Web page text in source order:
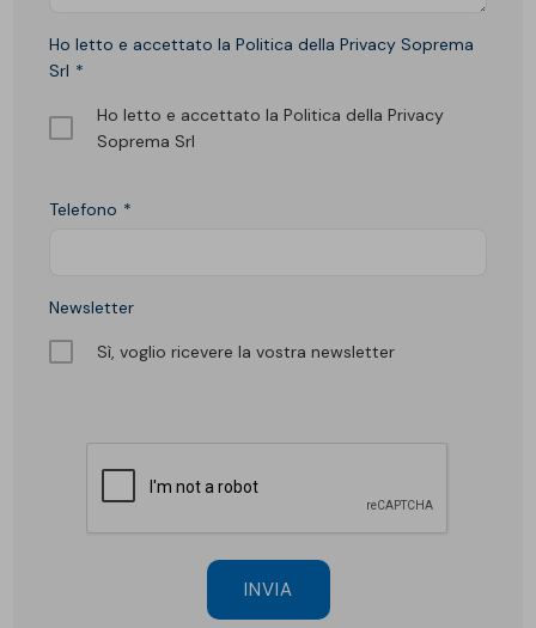
Ho letto e accettato la Politica della Privacy Soprema
Srl
Ho letto e accettato la Politica della Privacy
Soprema Srl
Telefono
Newsletter
Sì, voglio ricevere la vostra newsletter
INVIA